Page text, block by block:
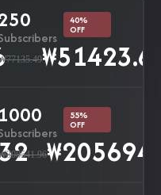
40%
OFF
1000 55%
OFF